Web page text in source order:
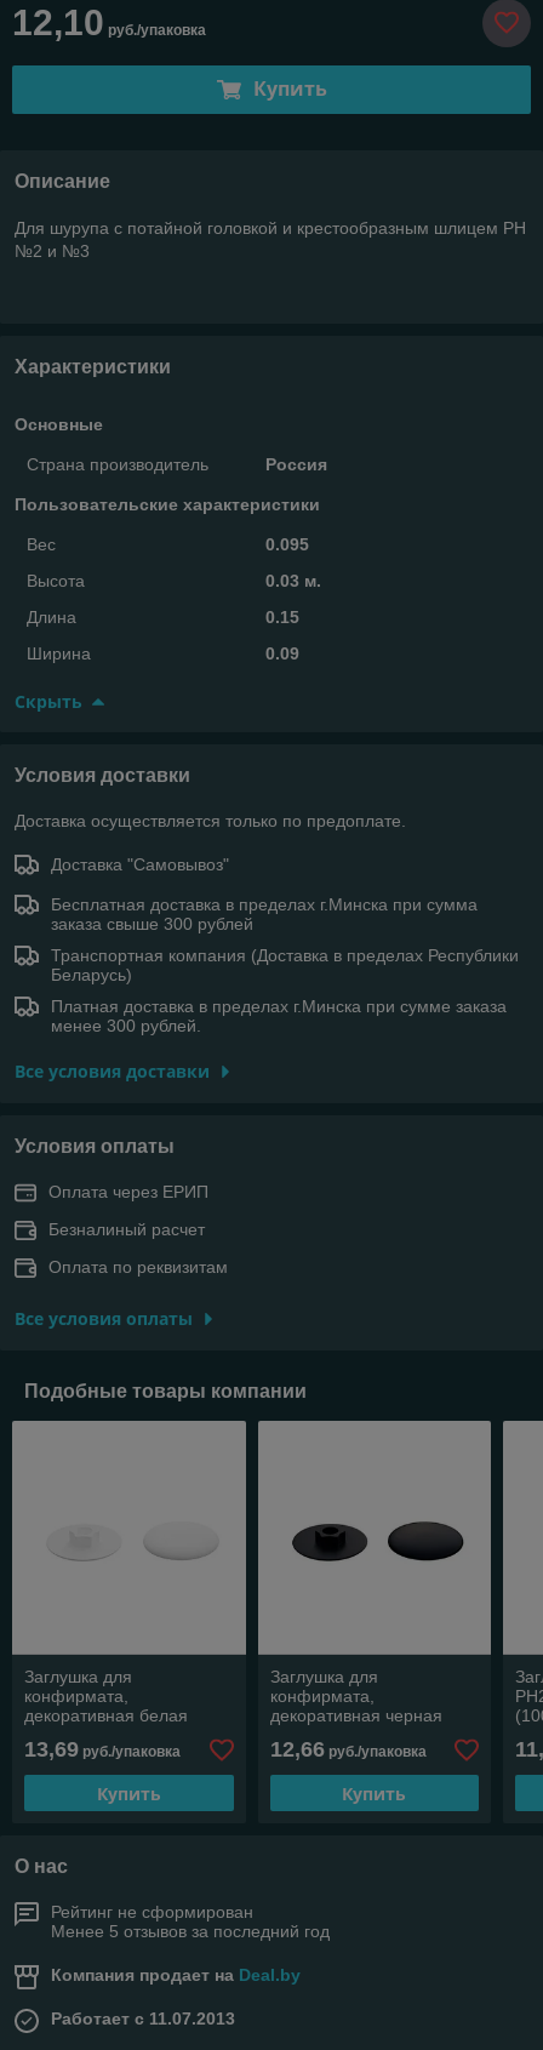
12,10 руб./упаковка
Купить
Описание
Для шурупа с потайной головкой и крестообразным шлицем РН
№2 и №3
Характеристики
Основные
Страна производитель Россия
Пользовательские характеристики
Вес
0.095
Высота
0.03 м.
Длина
0.15
Ширина
0.09
Скрыть
Условия доставки
Доставка осуществляется только по предоплате.
Доставка "Самовывоз"
Бесплатная доставка в пределах г.Минска при сумма
заказа свыше 300 рублей
Транспортная компания (Доставка в пределах Республики
Беларусь)
Платная доставка в пределах г.Минска при сумме заказа
менее 300 рублей.
Все условия доставки
Условия оплаты
Оплата через ЕРИП
Безналиный расчет
Оплата по реквизитам
Все условия оплаты
Подобные товары компании
Заглушка для
конфирмата,
декоративная белая
STARFIX
13,69 руб./упаковка
Купить
Заглушка для
конфирмата,
декоративная черная
STARFIX
12,66руб./упаковка
Купить
О нас
Рейтинг не сформирован
Менее 5 отзывов за последний год
Компания продает на Deal.by
Работает с 11.07.2013